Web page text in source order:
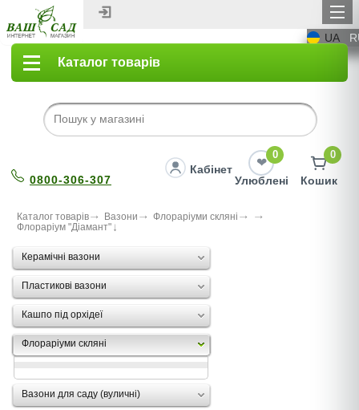
UA
Каталог товарів
0800-306-307
Кабінет
0
Улюблені
0
Кошик
Каталог товарів Вазони
Флораріуми скляні
Флораріум "Діамант"
Керамічні вазони
Пластикові вазони
Кашпо під орхідеї
Флораріуми скляні
Вазони для саду (вуличні)